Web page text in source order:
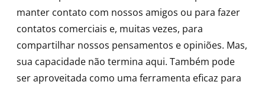
manter contato com nossos amigos ou para fazer
contatos comerciais e, muitas vezes, para
compartilhar nossos pensamentos e opiniões. Mas,
sua capacidade não termina aqui. Também pode
ser aproveitada como uma ferramenta eficaz para